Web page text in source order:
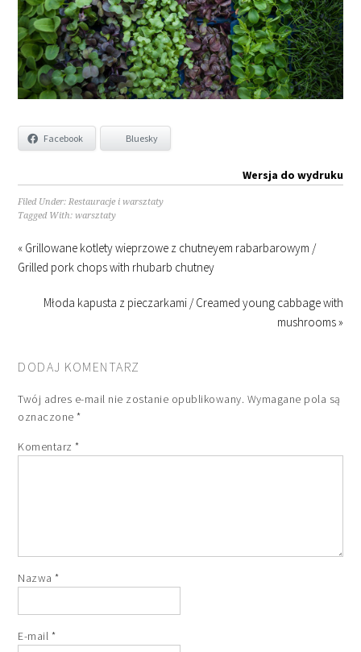
Facebook Bluesky
Wersja do wydruku
Filed Under:Restauracje i warsztaty
Tagged With:warsztaty
« Grillowane kotlety wieprzowe z chutneyem rabarbarowym /
Grilled pork chops with rhubarb chutney
Młoda kapusta z pieczarkami / Creamed young cabbage with
mushrooms »
DODAJ KOMENTARZ
Twój adres e-mail nie zostanie opublikowany. Wymagane pola są
oznaczone*
Komentarz*
Nazwa*
E-mail *